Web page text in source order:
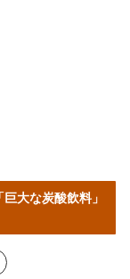
大な炭酸飲料」